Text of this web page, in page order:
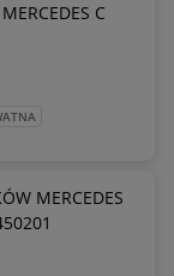
C
MERCEDES